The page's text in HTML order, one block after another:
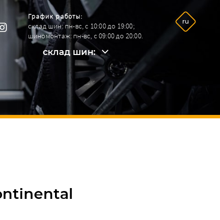
График работы:
склад шин: пн-вс, с 10:00 до 19:00;
шиномонтаж: пн-вс, с 09:00 до 20:00.
ru
склад шин:
склад шин:
+38096 292-26-09.
шинный сервис:
+38068 964-92-42.